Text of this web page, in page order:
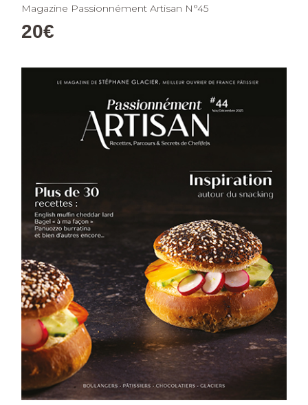
Magazine Passionnément Artisan N°45
20€